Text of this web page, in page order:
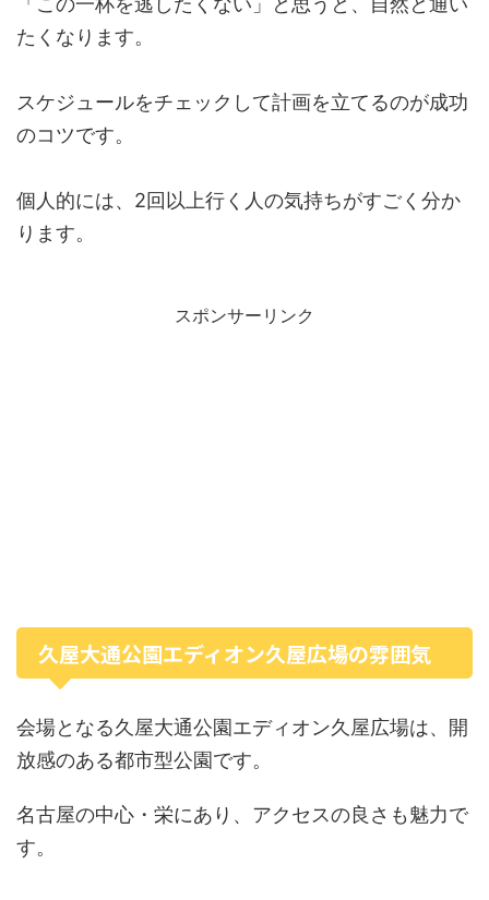
たくなります。
スケジュールをチェックして計画を立てるのが成功
のコツです。
個人的には、2回以上行く人の気持ちがすごく分か
ります。
スポンサーリンク
久屋大通公園エディオン久屋広場の雰囲気
会場となる久屋大通公園エディオン久屋広場は、開
放感のある都市型公園です。
名古屋の中心・栄にあり、アクセスの良さも魅力で
す。